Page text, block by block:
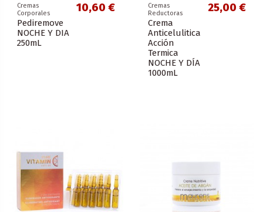
Cremas
Corporales
Pediremove
NOCHE Y DIA
250mL
10,60 €
Cremas
Reductoras
Crema
Anticelulitica
Acción
Termica
NOCHE Y DÍA
1000mL
25,00 €